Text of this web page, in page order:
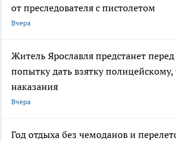
от преследователя с пистолетом
Вчера
Житель Ярославля предстанет
попытку дать взятку
наказания
Вчера
Год отдыха без чемоданов и